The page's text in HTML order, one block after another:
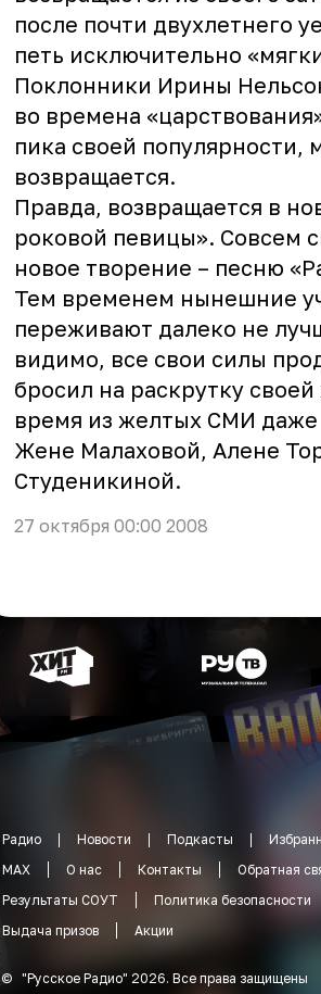
после почти двухлетнего
петь исключительно
Поклонники Ирины
во времена
пика своей популярности,
возвращается.
Правда, возвращается в
роковой певицы». Совсем
новое творение – песню
Тем временем нынешние
переживают далеко не
видимо, все свои силы
бросил на раскрутку
время из желтых СМИ даже
Жене Малаховой, Алене
Студеникиной.
27 октября 00:00 2008
Радио Новости Подкасты
MAX
О нас Контакты Обратная
Результаты СОУТ
Политика безопасности
Выдача призов
Акции
© "Русское Радио" 2026. Все права защищены